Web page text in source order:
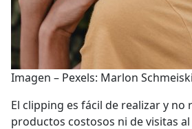
Imagen – Pexels: Marlon Schmeiski
El clipping es fácil de realizar y no
productos costosos ni de visitas